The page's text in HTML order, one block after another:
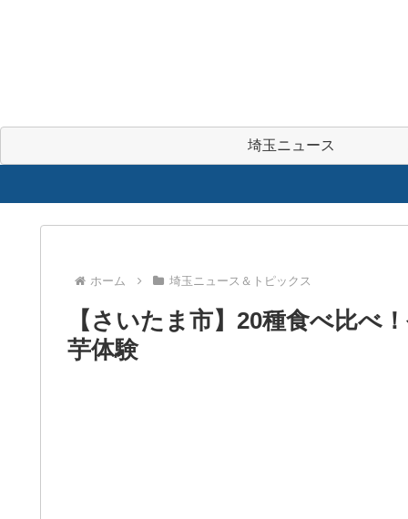
埼玉ニュース
ホーム 埼玉ニュース＆トピックス
【さいたま市】20種食べ比べ
芋体験